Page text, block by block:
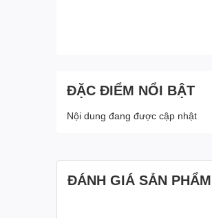
ĐẶC ĐIỂM NỔI BẬT
Nội dung đang được cập nhật
ĐÁNH GIÁ SẢN PHẨM